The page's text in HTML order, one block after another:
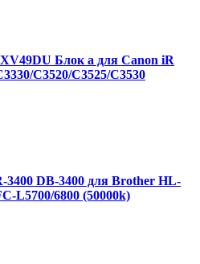
Блок а для Canon iR
C3520/C3525/C3530
3400 DB-3400 для Brother HL-
L5700/6800 (50000k)